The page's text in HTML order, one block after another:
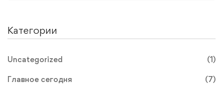
Категории
Uncategorized (1)
Главное сегодня (7)